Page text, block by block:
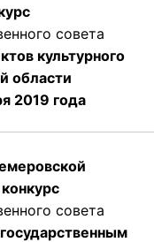
совета
культурного
области
2019 года
конкурс
совета